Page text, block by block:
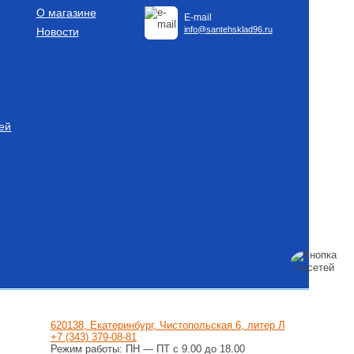
насосов
Купить
О магазине
Новости
E-mail
info@santehsklad96.ru
620138, Екатеринбург, Чистопольская 6, литер Л
+7 (343) 379-08-81
Режим работы: ПН — ПТ с 9.00 до 18.00